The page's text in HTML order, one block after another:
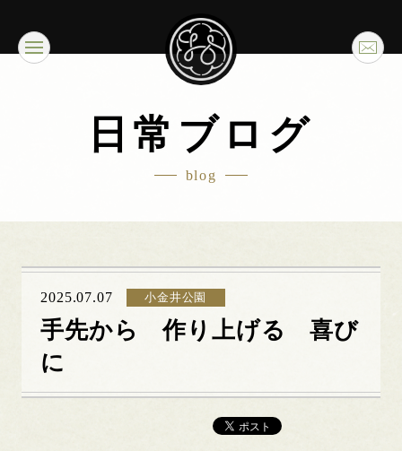
日常ブログ
blog
2025.07.07 小金井公園
手先から 作り上げる 喜び
に